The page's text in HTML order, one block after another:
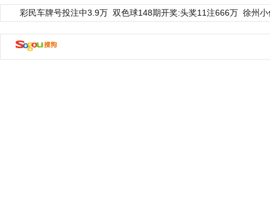
彩民车牌号投注中3.9万 双色球148期开奖:头奖11注666万 徐州